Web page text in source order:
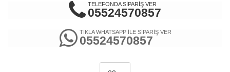
TELEFONDA SİPARİŞ VER
05524570857
TIKLA WHATSAPP İLE SİPARİŞ VER
05524570857